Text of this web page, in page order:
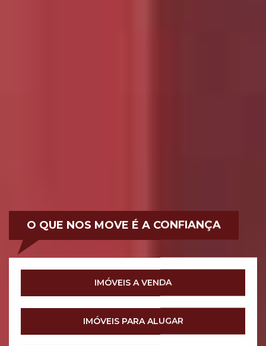
O QUE NOS MOVE É A CONFIANÇA
IMÓVEIS A VENDA
IMÓVEIS PARA ALUGAR